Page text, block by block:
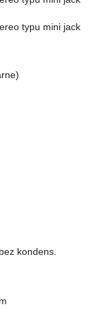
typu mini jack
kondens.